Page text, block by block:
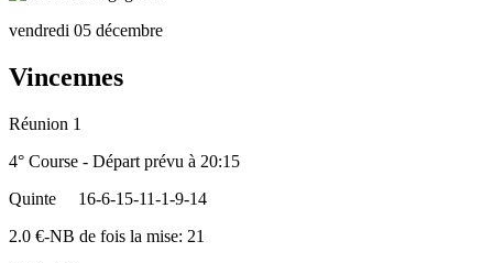
vendredi 05 décembre
Vincennes
Réunion 1
4° Course - Départ prévu à 20:15
Quinte
16-6-15-11-1-9-14
2.0 €-NB de fois la mise: 21